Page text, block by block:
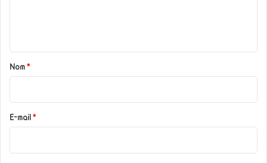
a
e
Nom *
E-mail *